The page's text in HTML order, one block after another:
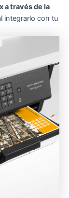
a través de la
integrarlo con tu